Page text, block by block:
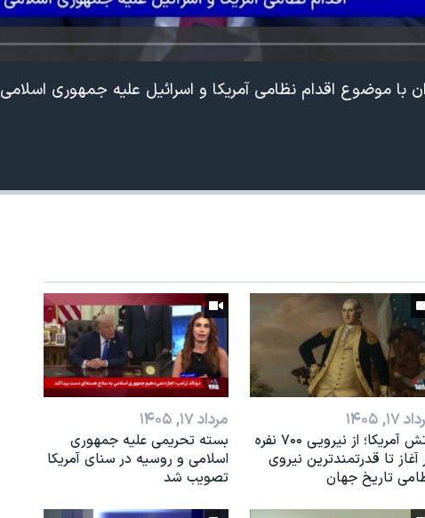
240p
360p
1080p
با موضوع اقدام نظامی آمریکا و اسرائیل علیه جمهوری اسلامی
۱۷, ۱۴۰۵
ارتش آمریکا؛ از نيرویی ۷۰۰ نفره
آغاز تا قدرتمندترین نیروی
تاریخ جهان
مرداد ۱۷, ۱۴۰۵
بسته تحریمی علیه جمهوری
اسلامی و روسیه در سنای آمریکا
تصویب شد